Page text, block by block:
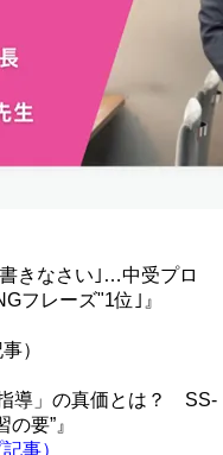
きなさい｣…中受プロ
フレーズ"1位｣』
）
導」の真価とは？ SS-
要”』